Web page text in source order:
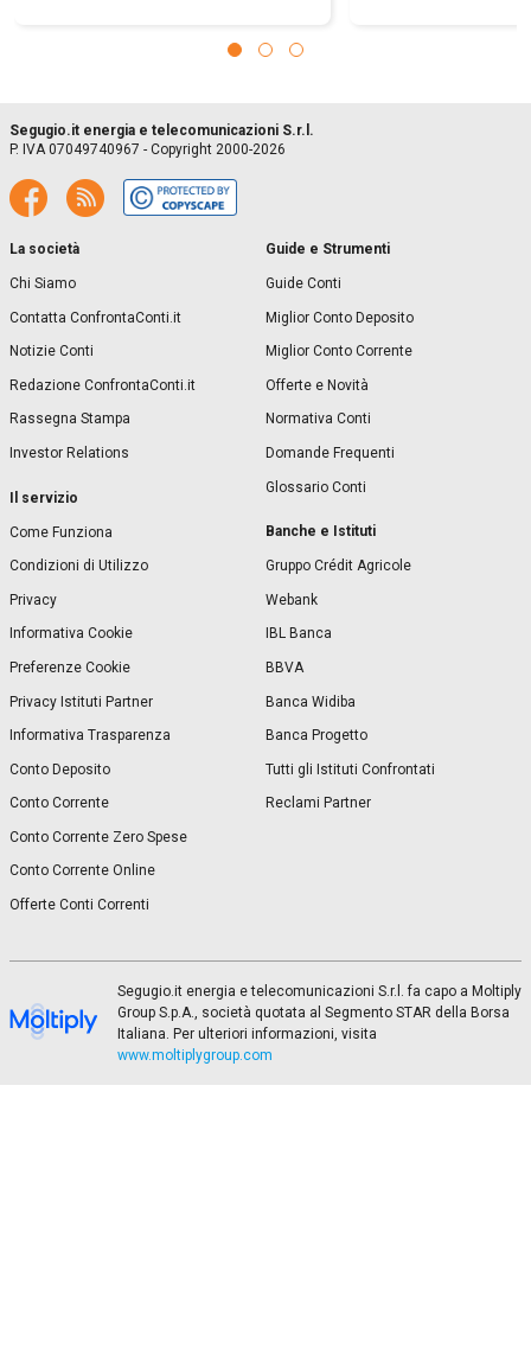
La società
Chi Siamo
Contatta ConfrontaConti.it
Notizie Conti
Redazione ConfrontaConti.it
Rassegna Stampa
Investor Relations
Il servizio
Come Funziona
Condizioni di Utilizzo
Privacy
Informativa Cookie
Preferenze Cookie
Privacy Istituti Partner
Informativa Trasparenza
Conto Deposito
Conto Corrente
Conto Corrente Zero Spese
Conto Corrente Online
Offerte Conti Correnti
Guide e Strumenti
Guide Conti
Miglior Conto Deposito
Miglior Conto Corrente
Offerte e Novità
Normativa Conti
Domande Frequenti
Glossario Conti
Banche e Istituti
Gruppo Crédit Agricole
Webank
IBL Banca
BBVA
Banca Widiba
Banca Progetto
Tutti gli Istituti Confrontati
Reclami Partner
Segugio.it energia e telecomunicazioni S.r.l.
P. IVA 07049740967 - Copyright 2000-2026
Segugio.it energia e telecomunicazioni S.r.l. fa capo a Moltiply
Group S.p.A., società quotata al Segmento STAR della Borsa
Italiana. Per ulteriori informazioni, visita
www.moltiplygroup.com